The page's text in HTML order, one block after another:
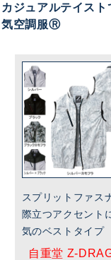
カジュアルテイス
気空調服Ⓡ
スプリットファス
際立つアクセント
気のベストタイプ
自重堂 Z-